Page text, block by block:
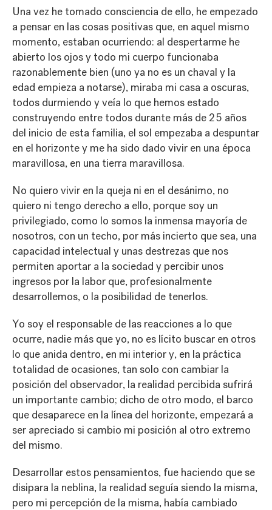
Una vez he tomado consciencia de ello, he empezado
a pensar en las cosas positivas que, en aquel mismo
momento, estaban ocurriendo: al despertarme he
abierto los ojos y todo mi cuerpo funcionaba
razonablemente bien (uno ya no es un chaval y la
edad empieza a notarse), miraba mi casa a oscuras,
todos durmiendo y veía lo que hemos estado
construyendo entre todos durante más de 25 años
del inicio de esta familia, el sol empezaba a despuntar
en el horizonte y me ha sido dado vivir en una época
maravillosa, en una tierra maravillosa.
No quiero vivir en la queja ni en el desánimo, no
quiero ni tengo derecho a ello, porque soy un
privilegiado, como lo somos la inmensa mayoría de
nosotros, con un techo, por más incierto que sea, una
capacidad intelectual y unas destrezas que nos
permiten aportar a la sociedad y percibir unos
ingresos por la labor que, profesionalmente
desarrollemos, o la posibilidad de tenerlos.
Yo soy el responsable de las reacciones a lo que
ocurre, nadie más que yo, no es lícito buscar en otros
lo que anida dentro, en mi interior y, en la práctica
totalidad de ocasiones, tan solo con cambiar la
posición del observador, la realidad percibida sufrirá
un importante cambio; dicho de otro modo, el barco
que desaparece en la línea del horizonte, empezará a
ser apreciado si cambio mi posición al otro extremo
del mismo.
Desarrollar estos pensamientos, fue haciendo que se
disipara la neblina, la realidad seguía siendo la misma,
pero mi percepción de la misma, había cambiado